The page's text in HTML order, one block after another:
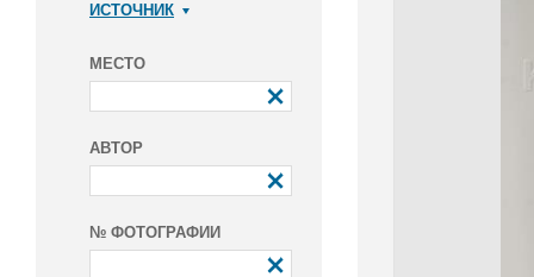
ИСТОЧНИК
МЕСТО
АВТОР
№ ФОТОГРАФИИ